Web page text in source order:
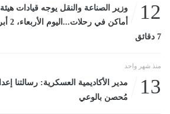
12
وزير الصناعة والنقل يوجه قيادات
7 دقائق
منذ شهر واحد
13
مدير الأكاديمية العسكرية: رسالتنا
مُحصن بالوعي